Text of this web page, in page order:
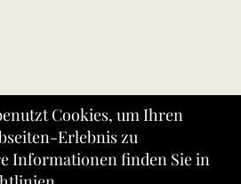
Cookies, um Ihren
Erlebnis zu
Informationen finden Sie in